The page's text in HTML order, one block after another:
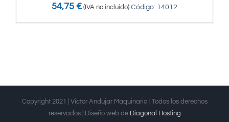
54,75 € (IVA no incluido) Código: 14012
Copyright 2021 | Victor Andujar Maquinaria | Todos los derechos
reservados | Diseño web de Diagonal Hosting